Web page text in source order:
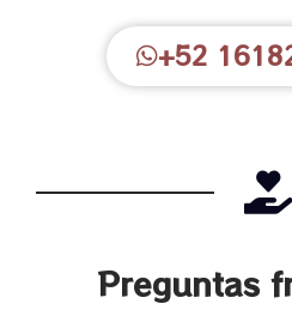
+52
Preguntas